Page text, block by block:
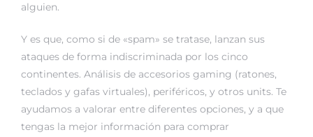
alguien.
Y es que, como si de «spam» se tratase, lanzan sus
ataques de forma indiscriminada por los cinco
continentes. Análisis de accesorios gaming (ratones,
teclados y gafas virtuales), periféricos, y otros units. Te
ayudamos a valorar entre diferentes opciones, y a que
tengas la mejor información para comprar